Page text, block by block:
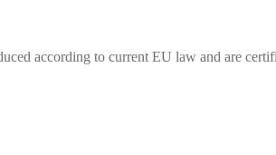
according to current EU law and are